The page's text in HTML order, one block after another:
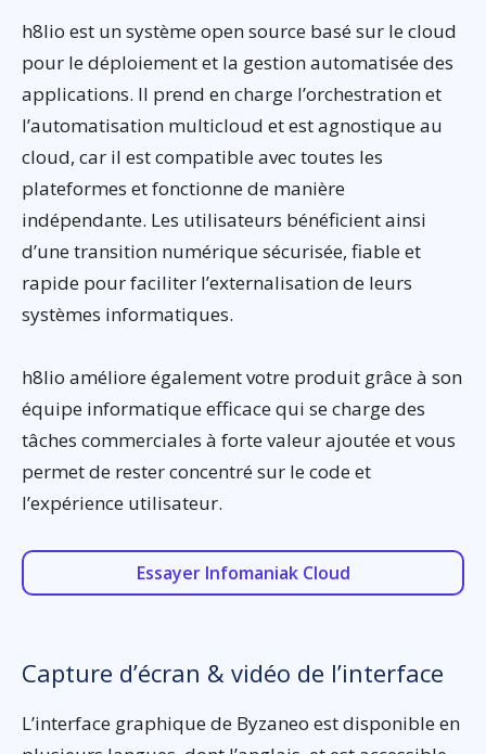
h8lio est un système open source basé sur le cloud
pour le déploiement et la gestion automatisée des
applications. Il prend en charge l’orchestration et
l’automatisation multicloud et est agnostique au
cloud, car il est compatible avec toutes les
plateformes et fonctionne de manière
indépendante. Les utilisateurs bénéficient ainsi
d’une transition numérique sécurisée, fiable et
rapide pour faciliter l’externalisation de leurs
systèmes informatiques.
h8lio améliore également votre produit grâce à son
équipe informatique efficace qui se charge des
tâches commerciales à forte valeur ajoutée et vous
permet de rester concentré sur le code et
l’expérience utilisateur.
Essayer Infomaniak Cloud
Capture d’écran & vidéo de l’interface
L’interface graphique de Byzaneo est disponible en